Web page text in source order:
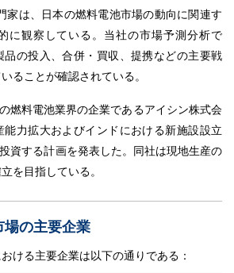
は、日本の燃料電池市場の動向に関連す
に観察している。当社の市場予測分析で
品の投入、合併・買収、提携などの主要戦
ることが確認されている。
燃料電池業界の企業であるアイシン株式会
力拡大およびインドにおける新施設設立
資する計画を発表した。同社は現地生産の
を目指している。
場の主要企業
ける主要企業は以下の通りである：